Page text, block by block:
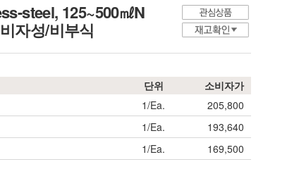
steel, 125~500㎖N
자성/비부식
단위
소비자가
1/Ea.
205,800
1/Ea.
193,640
1/Ea. 169,500